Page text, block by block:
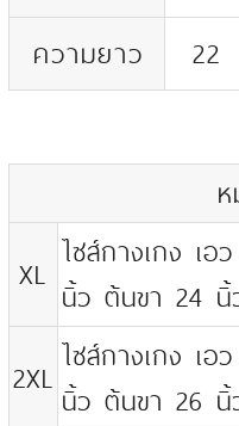
ความยาว
22
XL ไซส์กางเกง เ
นิ้ว ต้นขา 24
2XL ไซส์กางเกง เ
นิ้ว ต้นขา 26 นิ้